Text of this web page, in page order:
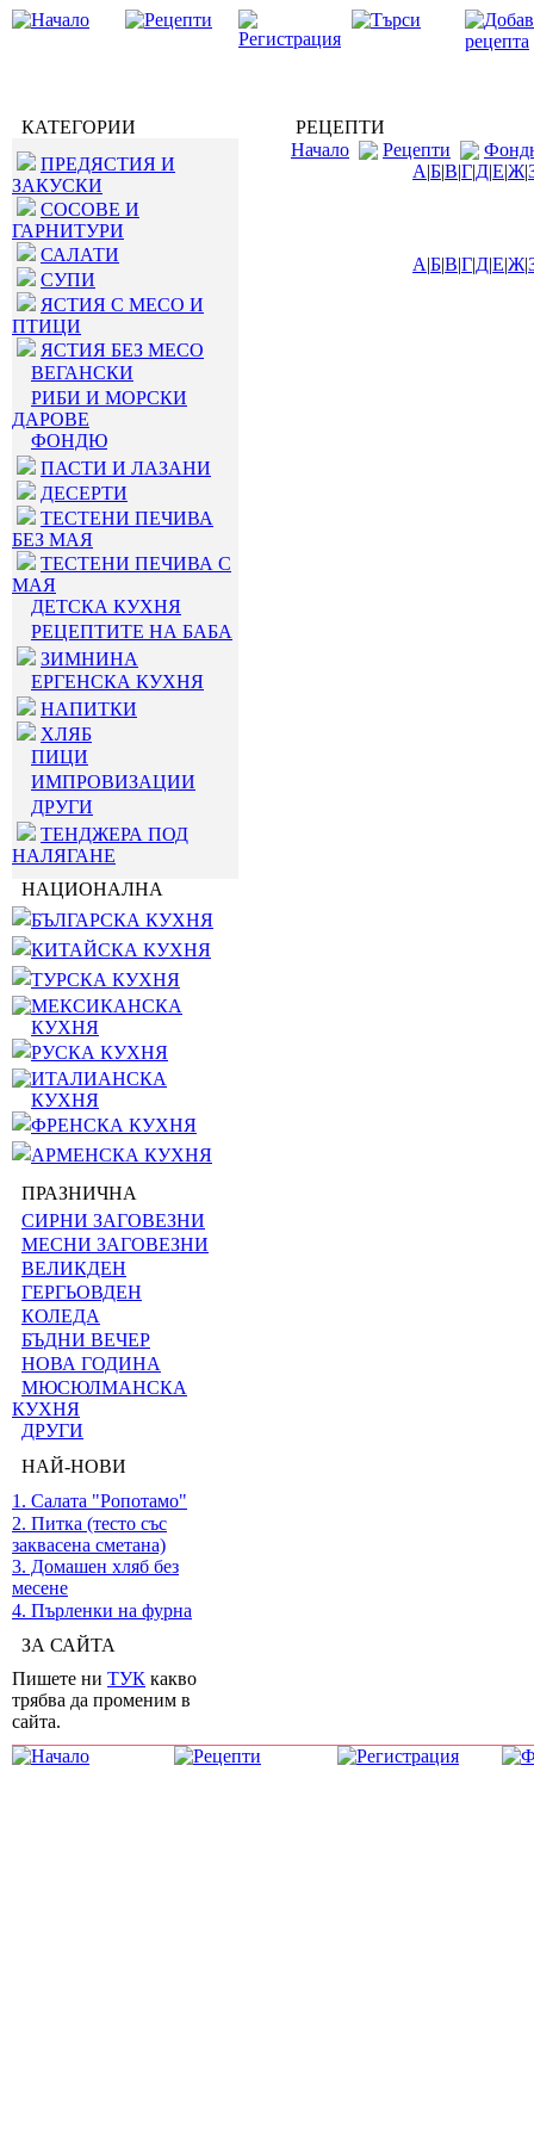
КАТЕГОРИИ
ПРЕДЯСТИЯ И
ЗАКУСКИ
СОСОВЕ И
ГАРНИТУРИ
САЛАТИ
СУПИ
ЯСТИЯ С МЕСО И
ПТИЦИ
ЯСТИЯ БЕЗ МЕСО
ВЕГАНСКИ
РИБИ И МОРСКИ
ДАРОВЕ
ФОНДЮ
ПАСТИ И ЛАЗАНИ
ДЕСЕРТИ
ТЕСТЕНИ ПЕЧИВА
БЕЗ МАЯ
ТЕСТЕНИ ПЕЧИВА С
МАЯ
ДЕТСКА КУХНЯ
РЕЦЕПТИТЕ НА БАБА
ЗИМНИНА
ЕРГЕНСКА КУХНЯ
НАПИТКИ
ХЛЯБ
ПИЦИ
ИМПРОВИЗАЦИИ
ДРУГИ
ТЕНДЖЕРА ПОД
НАЛЯГАНЕ
НАЦИОНАЛНА
БЪЛГАРСКА КУХНЯ
КИТАЙСКА КУХНЯ
ТУРСКА КУХНЯ
МЕКСИКАНСКА
КУХНЯ
РУСКА КУХНЯ
ИТАЛИАНСКА
КУХНЯ
ФРЕНСКА КУХНЯ
АРМЕНСКА КУХНЯ
ПРАЗНИЧНА
СИРНИ ЗАГОВЕЗНИ
МЕСНИ ЗАГОВЕЗНИ
ВЕЛИКДЕН
ГЕРГЬОВДЕН
КОЛЕДА
БЪДНИ ВЕЧЕР
НОВА ГОДИНА
МЮСЮЛМАНСКА
КУХНЯ
ДРУГИ
НАЙ-НОВИ
1. Салата "Ропотамо"
2. Питка (тесто със
заквасена сметана)
3. Домашен хляб без
месене
4. Пърленки на фурна
ЗА САЙТА
Пишете ни ТУК какво
трябва да променим в
сайта.
РЕЦЕПТИ
Начало
Рецепти
А|Б|В|Г|Д|Е|Ж|
А|Б|В|Г|Д|Е|Ж|